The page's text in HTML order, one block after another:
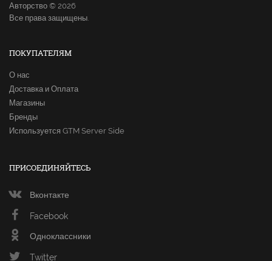
Авторство © 2026
Все права защищены.
ПОКУПАТЕЛЯМ
О нас
Доставка и Оплата
Магазины
Бренды
Используется GTM Server Side
ПРИСОЕДИНЯЙТЕСЬ
Вконтакте
Facebook
Одноклассники
Twitter